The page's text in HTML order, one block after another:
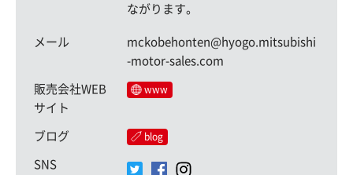
ながります。
メール
mckobehonten@hyogo.mitsubishi
-motor-sales.com
販売会社WEB
サイト
www
ブログ blog
SNS